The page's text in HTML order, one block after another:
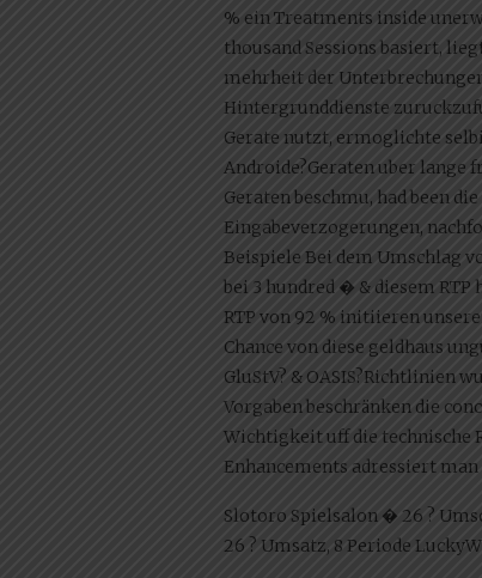
% ein Treatments inside
thousand Sessions basiert,
mehrheit der
Hintergrunddienste
Gerate nutzt, ermoglichte
Androide?Geraten uber lange
Geraten beschmu, had been
Eingabeverzogerungen,
Beispiele Bei dem Umschlag
bei 3 hundred � & diesem
RTP von 92 % initiieren
Chance von diese geldhaus
GluStV? & OASIS?Richtlinien
Vorgaben beschränken die
Wichtigkeit uff die technische
Enhancements adressiert
Slotoro Spielsalon � 26 ?
26 ? Umsatz, 8 Periode